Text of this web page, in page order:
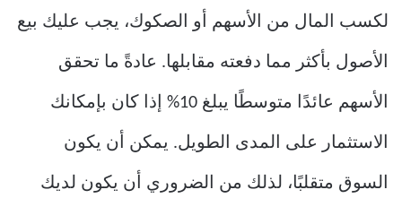
لكسب المال من الأسهم أو الصكوك، يجب عليك بيع
الأصول بأكثر مما دفعته مقابلها. عادةً ما تحقق
الأسهم عائدًا متوسطًا يبلغ 10% إذا كان بإمكانك
الاستثمار على المدى الطويل. يمكن أن يكون
السوق متقلبًا، لذلك من الضروري أن يكون لديك